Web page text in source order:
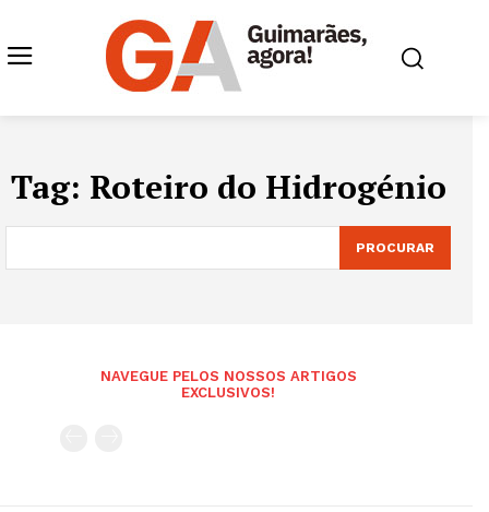
Tag: Roteiro do Hidrogénio
PROCURAR
NAVEGUE PELOS NOSSOS ARTIGOS
EXCLUSIVOS!